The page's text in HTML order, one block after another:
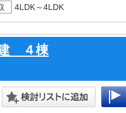
4LDK～4LDK
４棟